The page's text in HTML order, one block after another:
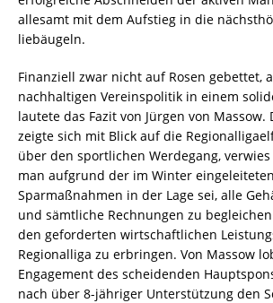
allesamt mit dem Aufstieg in die
liebäugeln.
Finanziell zwar nicht auf Rosen gebettet,
nachhaltigen Vereinspolitik in einem
lautete das Fazit von Jürgen von Massow.
zeigte sich mit Blick auf die
über den sportlichen Werdegang,
man aufgrund der im Winter
Sparmaßnahmen in der Lage sei, alle
und sämtliche Rechnungen zu
den geforderten wirtschaftlichen
Regionalliga zu erbringen. Von Massow
Engagement des scheidenden
nach über 8-jähriger Unterstützung den